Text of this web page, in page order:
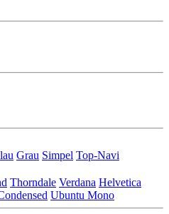
Grau Simpel Top-Navi
Thorndale Verdana Helvetica
Ubuntu Mono